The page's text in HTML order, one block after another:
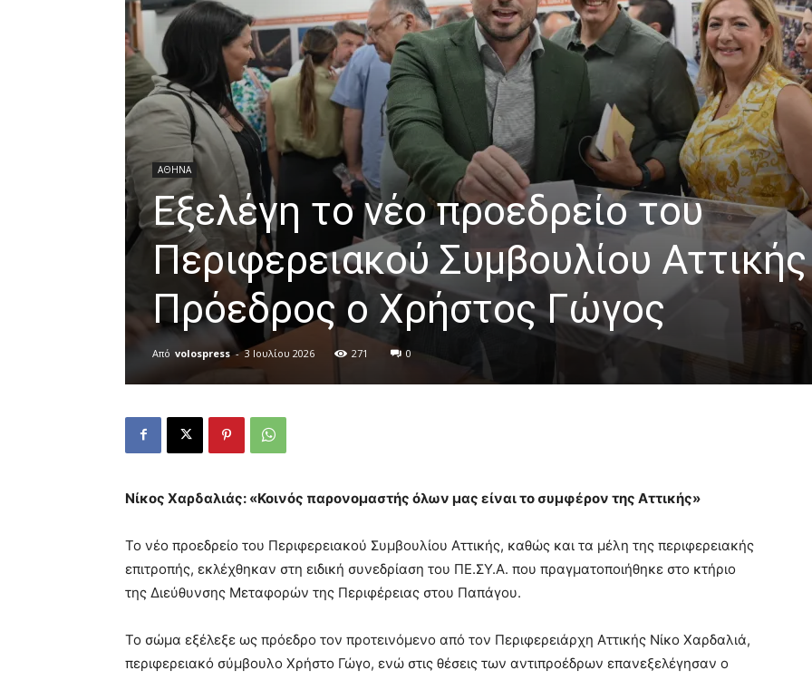
ΑΘΗΝΑ
Εξελέγη το νέο προεδρείο του
Περιφερειακού Συμβουλίου
Πρόεδρος ο Χρήστος Γώγος
Από volospress - 3 Ιουλίου 2026 271 0
Νίκος Χαρδαλιάς: «Κοινός παρονομαστής όλων μας είναι το συμφέρον της Αττικής»
Το νέο προεδρείο του Περιφερειακού Συμβουλίου Αττικής, καθώς και τα μέλη της περιφερειακής
επιτροπής, εκλέχθηκαν στη ειδική συνεδρίαση του ΠΕ.ΣΥ.Α. που πραγματοποιήθηκε στο κτήριο
της Διεύθυνσης Μεταφορών της Περιφέρειας στου Παπάγου.
Το σώμα εξέλεξε ως πρόεδρο τον προτεινόμενο από τον Περιφερειάρχη Αττικής Νίκο Χαρδαλιά,
περιφερειακό σύμβουλο Χρήστο Γώγο, ενώ στις θέσεις των αντιπροέδρων επανεξελέγησαν ο